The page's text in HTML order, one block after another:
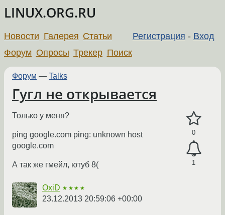
LINUX.ORG.RU
Регистрация - Вход
Новости Галерея Статьи
Форум Опросы Трекер Поиск
Форум — Talks
Гугл не открывается
0
1
Только у меня?
ping google.com ping: unknown host
google.com
А так же гмейл, ютуб 8(
OxiD ★★★★
23.12.2013 20:59:06 +00:00